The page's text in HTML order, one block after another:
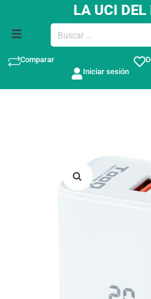
LA UCI
Comparar
Iniciar sesión